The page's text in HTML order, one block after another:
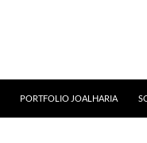
PORTFOLIO JOALHARIA